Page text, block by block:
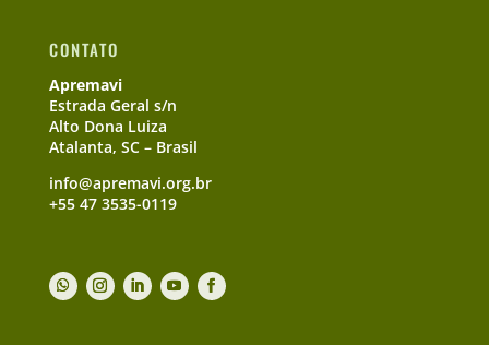
CONTATO
Apremavi
Estrada Geral s/n
Alto Dona Luiza
Atalanta, SC – Brasil
info@apremavi.org.br
+55 47 3535-0119